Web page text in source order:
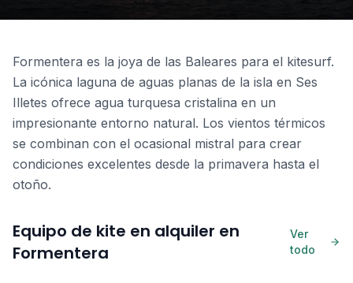
Formentera es la joya de las Baleares para el kitesurf.
La icónica laguna de aguas planas de la isla en Ses
Illetes ofrece agua turquesa cristalina en un
impresionante entorno natural. Los vientos térmicos
se combinan con el ocasional mistral para crear
condiciones excelentes desde la primavera hasta el
otoño.
Equipo de kite en alquiler en
Formentera
Ver
todo